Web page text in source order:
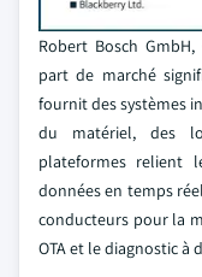
Robert Bosch
part de marché
fournit des systèmes
du matériel, des
plateformes relient
données en temps
conducteurs pour la
OTA et le diagnostic à